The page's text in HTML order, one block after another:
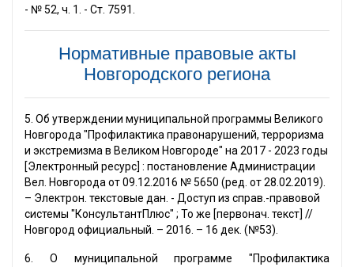
- № 52, ч. 1. - Ст. 7591.
Нормативные правовые акты
Новгородского региона
5. Об утверждении муниципальной программы Великого
Новгорода "Профилактика правонарушений, терроризма
и экстремизма в Великом Новгороде" на 2017 - 2023 годы
[Электронный ресурс] : постановление Администрации
Вел. Новгорода от 09.12.2016 № 5650 (ред. от 28.02.2019).
– Электрон. текстовые дан. - Доступ из справ.-правовой
системы "КонсультантПлюс" ; То же [первонач. текст] //
Новгород официальный. – 2016. – 16 дек. (№53).
6. О муниципальной программе "Профилактика